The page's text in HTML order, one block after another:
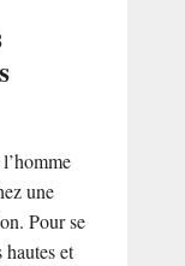
une
Pour se
et